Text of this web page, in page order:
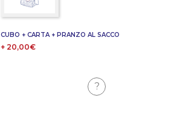
CUBO + CARTA + PRANZO AL SACCO
+ 20,00€
?